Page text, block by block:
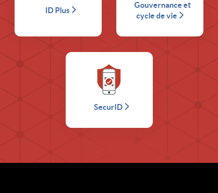
ID Plus
Gouvernance et
cycle de vie
SecurID